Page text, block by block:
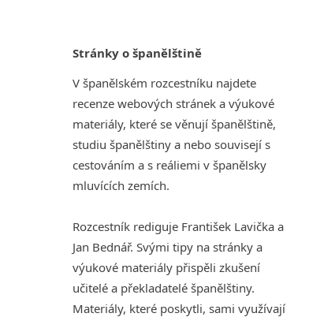
Stránky o španělštině
V španělském rozcestníku najdete
recenze webových stránek a výukové
materiály, které se věnují španělštině,
studiu španělštiny a nebo souvisejí s
cestováním a s reáliemi v španělsky
mluvících zemích.
Rozcestník rediguje František Lavička a
Jan Bednář. Svými tipy na stránky a
výukové materiály přispěli zkušení
učitelé a překladatelé španělštiny.
Materiály, které poskytli, sami využívají